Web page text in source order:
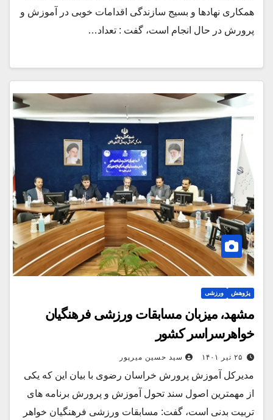
همکاری نهادها و بسیج سازندگی اقدامات خوبی در آموزش و
پرورش در حال انجام است، گفت : تعداد…
پژوهش ورزشی
مشهد، میزبان مسابقات ورزشی فرهنگیان
خواهرسراسر کشور
۲۵ تیر ۱۴۰۱ سید حسین میرپور
مدیرکل آموزش پرورش خراسان رضوی با بیان این که یکی
از مهمترین اصول سند تحول آموزش و پرورش برنامه های
تربیت بدنی است، گفت: مسابقات ورزشی فرهنگیان خواهر